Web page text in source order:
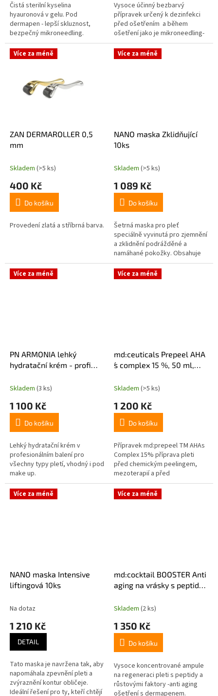
Čistá sterilní kyselina
hyauronová v gelu. Pod
dermapen - lepší skluznost,
bezpečný mikroneedling.
Vysoce účinný bezbarvý
přípravek určený k dezinfekci
před ošetřením a během
ošetření jako je mikroneedling-
mikrojehličkování, dále na
pinzety, na nástroje používané
nejen...
Více za méně
ZAN DERMAROLLER 0,5
mm
Skladem (>5 ks)
400 Kč
Do košíku
Provedení zlatá a stříbrná barva.
Více za méně
NANO maska Zklidňující
10ks
Skladem (>5 ks)
1 089 Kč
Do košíku
Šetrná maska pro pleť
speciálně vyvinutá pro zjemnění
a zklidnění podrážděné a
namáhané pokožky. Obsahuje
glukonolaton, který pleti zajistí
úlevu a péči, když nesnese
zátěž...
Více za méně
PN ARMONIA lehký
hydratační krém - profi
Skladem (3 ks)
1 100 Kč
Do košíku
Lehký hydratační krém v
profesionálním balení pro
všechny typy pletí, vhodný i pod
make up.
Více za méně
md:ceuticals Prepeel AHA
´s complex 15 %, 50 ml,
Skladem (>5 ks)
1 200 Kč
Do košíku
Přípravek md:prepeel TM AHAs
Complex 15% příprava pleti
před chemickým peelingem,
mezoterapií a před
depigmentací. Vhodný púrodukt
před a po laserovém ošetření.
Kombinuje účinky...
Více za méně
NANO maska Intensive
liftingová 10ks
Na dotaz
1 210 Kč
DETAIL
Tato maska je navržena tak, aby
napomáhala zpevnění pleti a
zvýraznění kontur obličeje.
Ideální řešení pro ty, kteří chtějí
Více za méně
md:cocktail BOOSTER Anti
aging na vrásky s peptidy
2ml
Skladem (2 ks)
1 350 Kč
Do košíku
Vysoce koncentrované ampule
na regeneraci pleti s peptidy a
růstovými faktory -anti aging
ošetření s dermapenem.